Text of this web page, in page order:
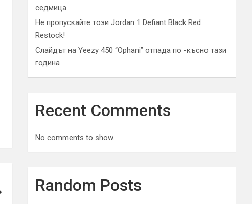
седмица
Не пропускайте този Jordan 1 Defiant Black Red
Restock!
Слайдът на Yeezy 450 “Ophani” отпада по -късно тази
година
Recent Comments
No comments to show.
Random Posts